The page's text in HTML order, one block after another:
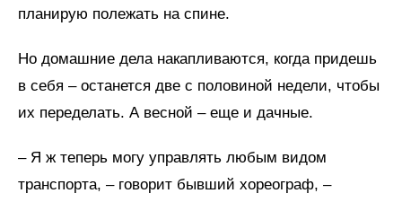
планирую полежать на спине.
Но домашние дела накапливаются, когда придешь
в себя – останется две с половиной недели, чтобы
их переделать. А весной – еще и дачные.
– Я ж теперь могу управлять любым видом
транспорта, – говорит бывший хореограф, –